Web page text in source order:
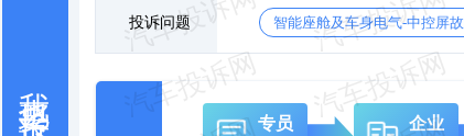
投诉问题 智能座舱及车身电气-中控屏
专员
企业